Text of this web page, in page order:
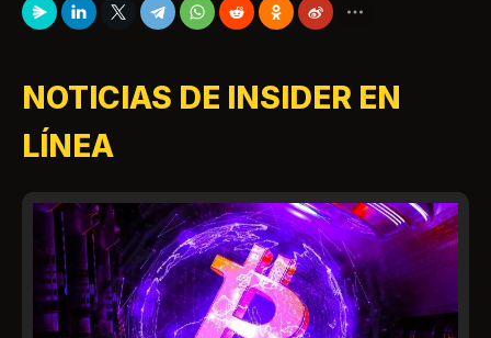
NOTICIAS DE INSIDER EN
LÍNEA